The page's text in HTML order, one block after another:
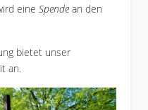
eineSpende an den
bietet unser
an.